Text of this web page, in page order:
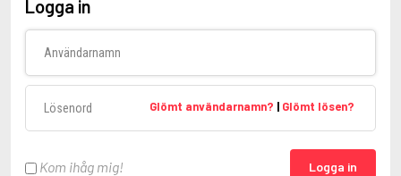
Logga in
Glömt användarnamn? | Glömt lösen?
Kom ihåg mig! Logga in